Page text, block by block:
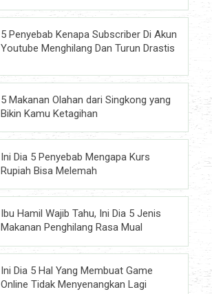
5 Penyebab Kenapa Subscriber Di Akun
Youtube Menghilang Dan Turun Drastis
5 Makanan Olahan dari Singkong yang
Bikin Kamu Ketagihan
Ini Dia 5 Penyebab Mengapa Kurs
Rupiah Bisa Melemah
Ibu Hamil Wajib Tahu, Ini Dia 5 Jenis
Makanan Penghilang Rasa Mual
Ini Dia 5 Hal Yang Membuat Game
Online Tidak Menyenangkan Lagi